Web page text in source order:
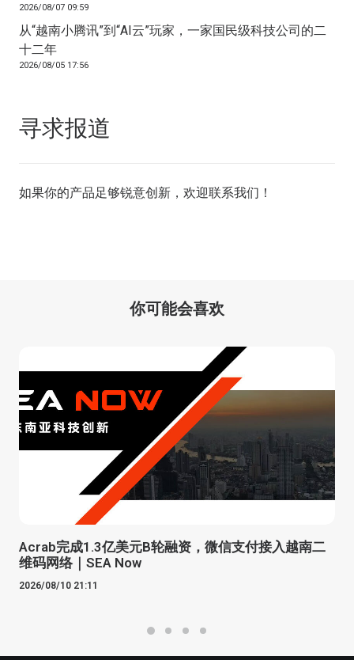
2026/08/07 09:59
从“越南小腾讯”到“AI云”玩家，一家国民级科技公司的二
十二年
2026/08/05 17:56
寻求报道
如果你的产品足够锐意创新，欢迎联系我们 ！
你可能会喜欢
Acrab完成1.3亿美元B轮融资，微信支付接入越南二
维码网络｜SEA Now
2026/08/10 21:11